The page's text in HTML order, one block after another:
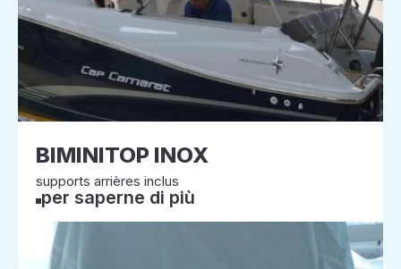
BIMINITOP INOX
supports arrières inclus
per saperne di più